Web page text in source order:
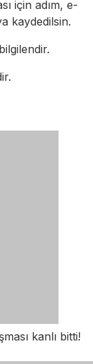
için adım, e-
kaydedilsin.
kanlı bitti!